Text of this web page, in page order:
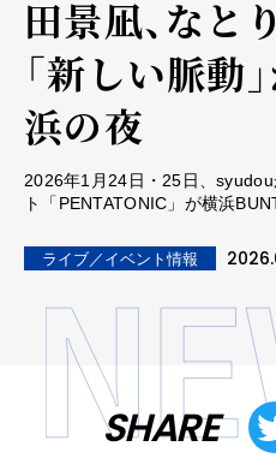
田景凪、なと
「新しい脈動
浜の夜
2026年1月24日・25日、
ト「PENTATONIC」が横浜
ライブ／イベント情報
SHARE